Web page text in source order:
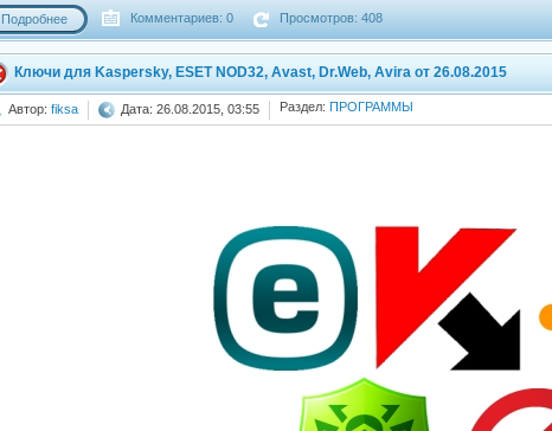
Подробнее Комментариев: 0 Просмотров: 408
Ключи для Kaspersky, ESET NOD32, Avast, Dr.Web, Avira от 26.08.2015
Автор: fiksa Дата: 26.08.2015, 03:55 Раздел: ПРОГРАММЫ